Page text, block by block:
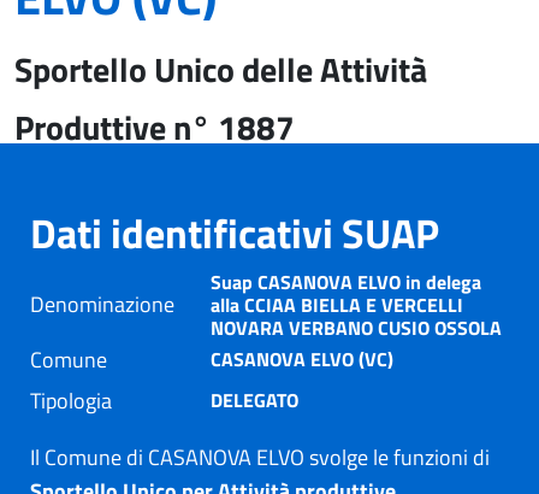
Sportello Unico delle Attività
Produttive n° 1887
Dati identificativi SUAP
Denominazione
Suap CASANOVA ELVO in delega
alla CCIAA BIELLA E VERCELLI
NOVARA VERBANO CUSIO OSSOLA
Comune CASANOVA ELVO (VC)
Tipologia DELEGATO
Il Comune di CASANOVA ELVO svolge le funzioni di